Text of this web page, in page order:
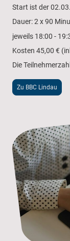
Start ist der
Dauer: 2 x 90
jeweils 18:00 -
Kosten 45,00 €
Die
Zu BBC Lindau